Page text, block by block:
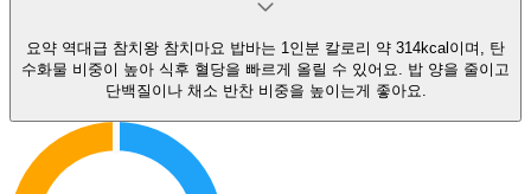
요약 역대급 참치왕 참치마요 밥바는 1인분 칼로리 약 314kcal이며, 탄
수화물 비중이 높아 식후 혈당을 빠르게 올릴 수 있어요. 밥 양을 줄이고
단백질이나 채소 반찬 비중을 높이는게 좋아요.